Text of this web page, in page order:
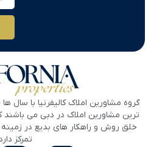
گروه مشاورین املاک کالیفرنیا با سال
ترین مشاورین املاک در دبی می
خلق روش و راهکار های بدیع در
تمرکز